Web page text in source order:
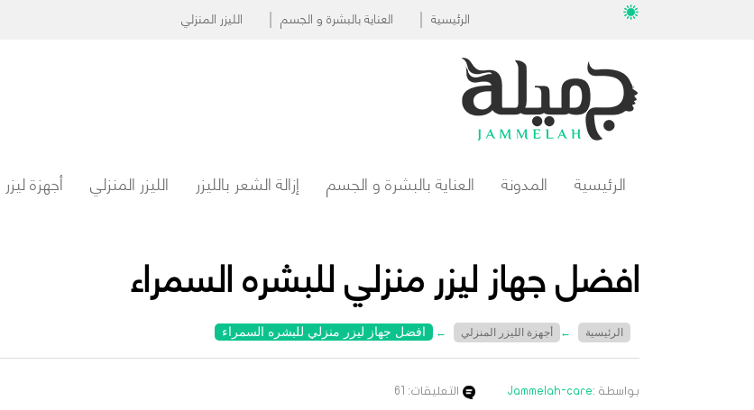
الرئيسية العناية بالبشرة و الجسم الليزر المنزلي
الرئيسية المدونة العناية بالبشرة و الجسم إزالة الشعر بالليزر الليزر المنزلي أجهزة
افضل جهاز ليزر منزلي للبشره السمراء
الرئيسية ← أجهزة الليزر المنزلي ← افضل جهاز ليزر منزلي للبشره السمراء
بواسطة :Jammelah-care التعليقات: 61